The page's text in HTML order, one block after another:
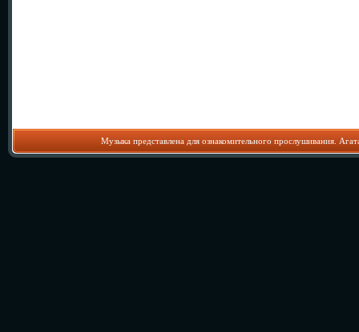
Музыка представлена для ознакомительного прослушивания.